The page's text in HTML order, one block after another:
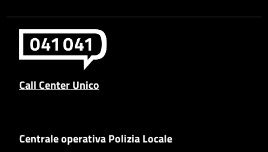
Call Center Unico
Centrale operativa Polizia Locale